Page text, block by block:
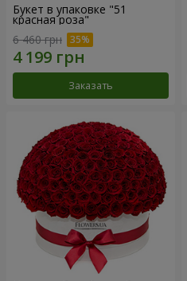
Букет в упаковке "51
красная роза"
6 460 грн
Заказать